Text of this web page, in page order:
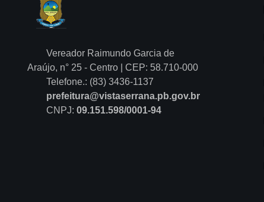
Vereador Raimundo Garcia de
Araújo, n° 25 - Centro | CEP: 58.710-000
Telefone.: (83) 3436-1137
prefeitura@vistaserrana.pb.gov.br
CNPJ: 09.151.598/0001-94